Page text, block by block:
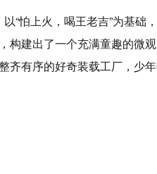
“怕上火，喝王老吉”为基
构建出了一个充满童趣的微
齐有序的好奇装载工厂，少